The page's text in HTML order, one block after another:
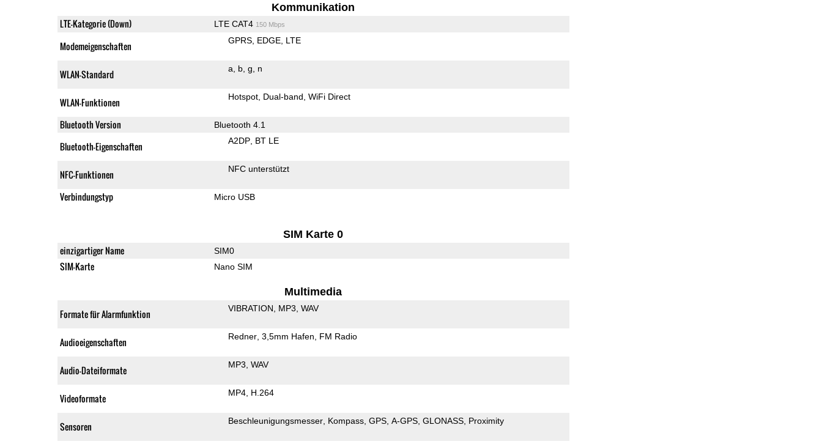
Kommunikation
LTE-Kategorie (Down) LTE CAT4 150 Mbps
Modemeigenschaften GPRS EDGE LTE
WLAN-Standard a b g n
WLAN-Funktionen Hotspot Dual-band WiFi Direct
Bluetooth Version Bluetooth 4.1
Bluetooth-Eigenschaften A2DP BT LE
NFC-Funktionen NFC unterstützt
Verbindungstyp Micro USB
SIM Karte 0
einzigartiger Name SIM0
SIM-Karte Nano SIM
Multimedia
Formate für Alarmfunktion VIBRATION MP3 WAV
Audioeigenschaften Redner 3,5mm Hafen FM Radio
Audio-Dateiformate MP3 WAV
Videoformate MP4 H.264
Sensoren Beschleunigungsmesser Kompass GPS A-GPS GLONASS Proximity